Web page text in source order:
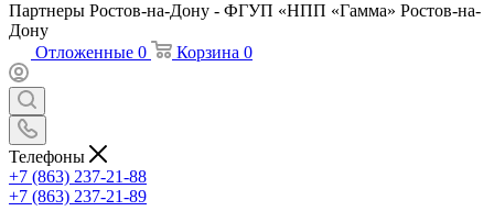
Партнеры Ростов-на-Дону - ФГУП «НПП «Гамма» Ростов-на-
Дону
Отложенные 0 Корзина 0
Телефоны
+7 (863) 237-21-88
+7 (863) 237-21-89